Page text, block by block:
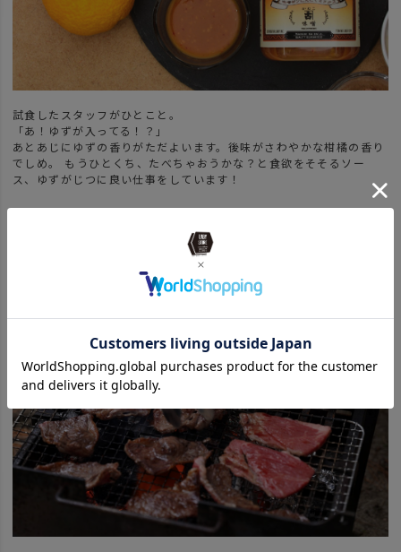
試食したスタッフがひとこと。
「あ！ゆずが入ってる！？」
あとあじにゆずの香りがただよいます。後味がさわやかな柑橘の香り
でしめ。 もうひとくち、たべちゃおうかな？と食欲をそそるソー
ス、ゆずがじつに良い仕事をしています！
様々な用途に使えそうな「アンバイソース」のアレンジをご紹介。キ
ャンプはもちろん、おうちでもおいしくて簡単な料理アレンジに使え